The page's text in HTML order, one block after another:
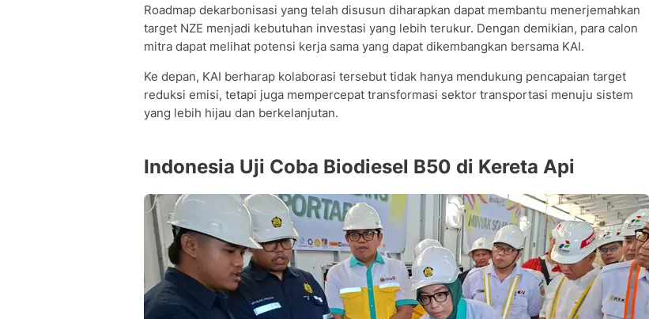
Roadmap dekarbonisasi yang telah disusun diharapkan dapat membantu menerjemahkan
target NZE menjadi kebutuhan investasi yang lebih terukur. Dengan demikian, para calon
mitra dapat melihat potensi kerja sama yang dapat dikembangkan bersama KAI.
Ke depan, KAI berharap kolaborasi tersebut tidak hanya mendukung pencapaian target
reduksi emisi, tetapi juga mempercepat transformasi sektor transportasi menuju sistem
yang lebih hijau dan berkelanjutan.
Indonesia Uji Coba Biodiesel B50 di Kereta Api